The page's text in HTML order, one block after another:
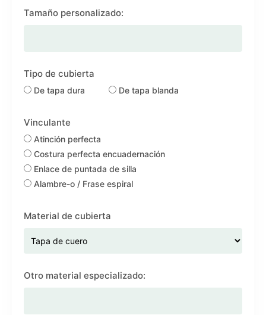
Tamaño personalizado:
Tipo de cubierta
De tapa dura De tapa blanda
Vinculante
Atinción perfecta
Costura perfecta encuadernación
Enlace de puntada de silla
Alambre-o / Frase espiral
Material de cubierta
Otro material especializado: